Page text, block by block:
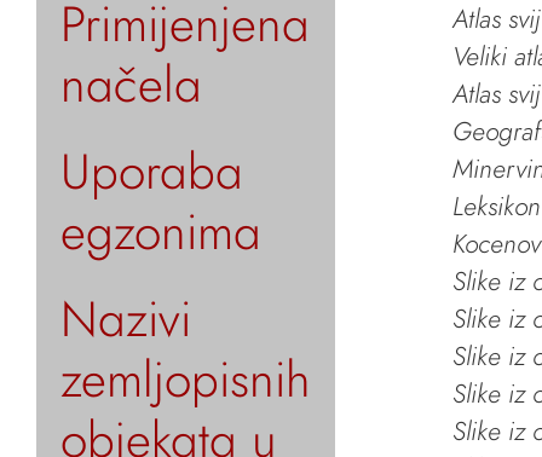
Primijenjena
načela
Uporaba
egzonima
Nazivi
zemljopisnih
objekata u
Atlas
Veliki
Atlas
Slike iz
Slike iz
Slike iz
Slike iz
Slike iz